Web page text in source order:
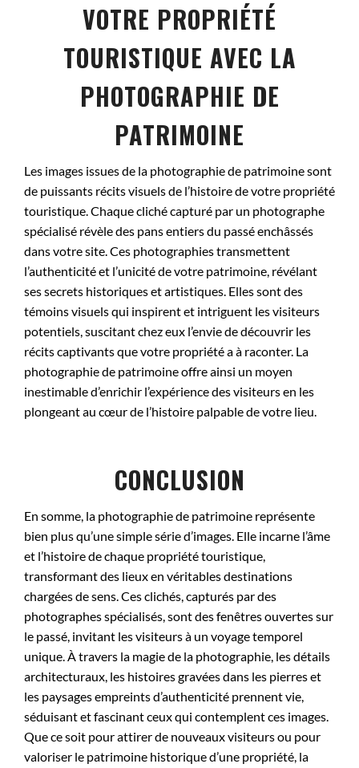
VOTRE PROPRIÉTÉ
TOURISTIQUE AVEC LA
PHOTOGRAPHIE DE
PATRIMOINE
Les images issues de la photographie de patrimoine sont
de puissants récits visuels de l’histoire de votre propriété
touristique. Chaque cliché capturé par un photographe
spécialisé révèle des pans entiers du passé enchâssés
dans votre site. Ces photographies transmettent
l’authenticité et l’unicité de votre patrimoine, révélant
ses secrets historiques et artistiques. Elles sont des
témoins visuels qui inspirent et intriguent les visiteurs
potentiels, suscitant chez eux l’envie de découvrir les
récits captivants que votre propriété a à raconter. La
photographie de patrimoine offre ainsi un moyen
inestimable d’enrichir l’expérience des visiteurs en les
plongeant au cœur de l’histoire palpable de votre lieu.
CONCLUSION
En somme, la photographie de patrimoine représente
bien plus qu’une simple série d’images. Elle incarne l’âme
et l’histoire de chaque propriété touristique,
transformant des lieux en véritables destinations
chargées de sens. Ces clichés, capturés par des
photographes spécialisés, sont des fenêtres ouvertes sur
le passé, invitant les visiteurs à un voyage temporel
unique. À travers la magie de la photographie, les détails
architecturaux, les histoires gravées dans les pierres et
les paysages empreints d’authenticité prennent vie,
séduisant et fascinant ceux qui contemplent ces images.
Que ce soit pour attirer de nouveaux visiteurs ou pour
valoriser le patrimoine historique d’une propriété, la